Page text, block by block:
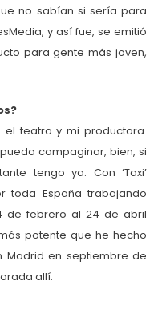
no sabían si sería para
y así fue, se emitió
para gente más joven,
el teatro y mi productora.
compaginar, bien, si
tengo ya. Con ‘Taxi’
toda España trabajando
de febrero al 24 de abril
potente que he hecho
Madrid en septiembre de
allí.